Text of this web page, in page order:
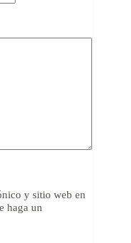
y sitio web en
haga un